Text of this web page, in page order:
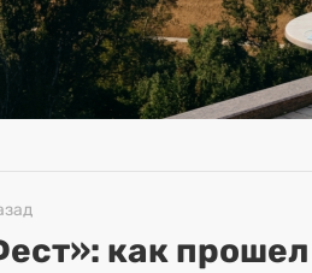
как